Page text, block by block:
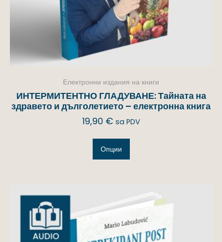
Електронни издания на книги
ИНТЕРМИТЕНТНО ГЛАДУВАНЕ: Тайната на
здравето и дълголетието – електронна книга
19,90 € sa PDV
Опции